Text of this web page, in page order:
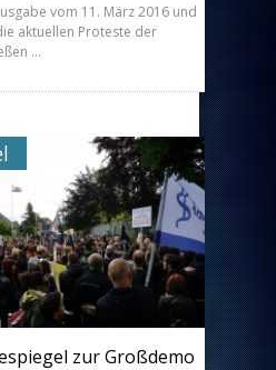
vom 11. März 2016 und
aktuellen Proteste der
…
zur Großdemo